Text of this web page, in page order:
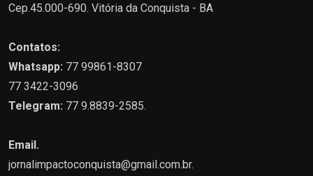
Cep.45.000-690. Vitória da Conquista - BA
Contatos:
Whatsapp: 77 99861-8307
77 3422-3096
Telegram: 77 9.8839-2585.
Email.
jornalimpactoconquista@gmail.com.br.